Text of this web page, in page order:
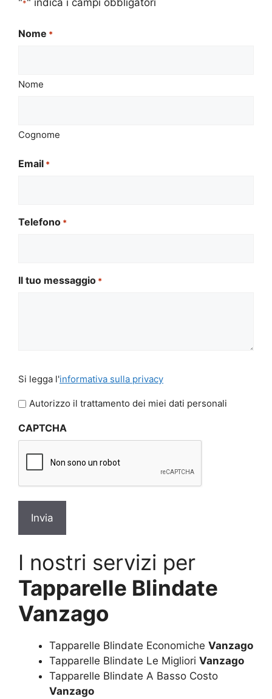
"*" indica i campi obbligatori
Nome *
Nome
Cognome
Email *
Telefono *
Il tuo messaggio *
legga
l'informativa
privacy
Si legga l'informativa sulla privacy
Autorizzo il trattamento dei miei dati personali
CAPTCHA
I nostri servizi per
Tapparelle Blindate
Vanzago
Tapparelle Blindate Economiche Vanzago
Tapparelle Blindate Le Migliori Vanzago
Tapparelle Blindate A Basso Costo
Vanzago